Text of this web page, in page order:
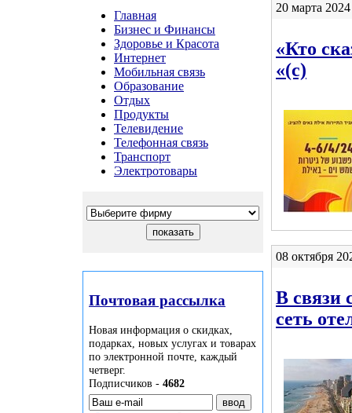
Главная
Бизнес и Финансы
Здоровье и Красота
Интернет
Мобильная связь
Образование
Отдых
Продукты
Телевидение
Телефонная связь
Транспорт
Электротовары
Почтовая рассылка
Новая информация о скидках,
подарках, новых услугах и товарах
по электронной почте, каждый
четверг.
Подписчиков - 4682
20 марта
«Кто
«(с)
08 октября
В связи
сеть